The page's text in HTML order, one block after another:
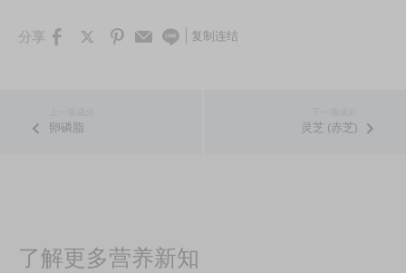
分享 复制连结
卵磷脂 灵芝 (赤芝)
了解更多营养新知